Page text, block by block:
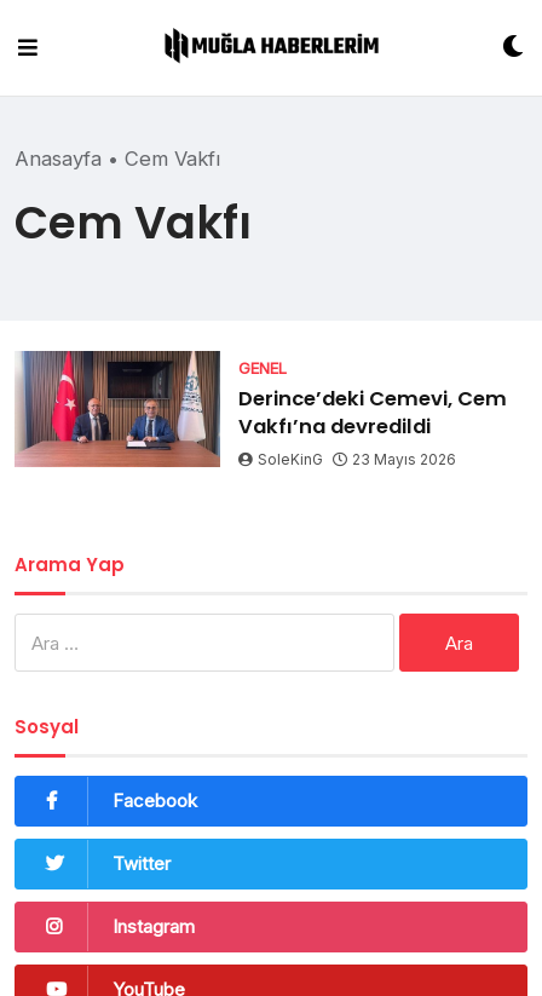
content
Anasayfa • Cem Vakfı
Cem Vakfı
GENEL
Derince’deki Cemevi, Cem
Vakfı’na devredildi
SoleKinG 23 Mayıs 2026
Arama Yap
Sosyal
Facebook
Twitter
Instagram
YouTube